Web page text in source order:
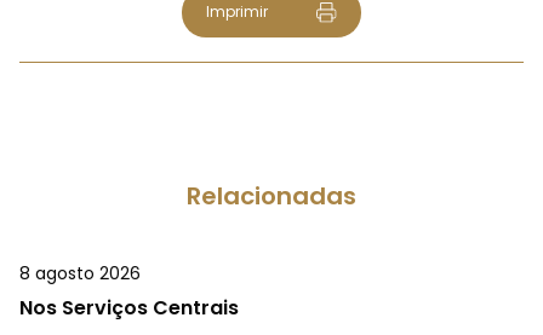
Imprimir
Relacionadas
8 agosto 2026
Nos Serviços Centrais